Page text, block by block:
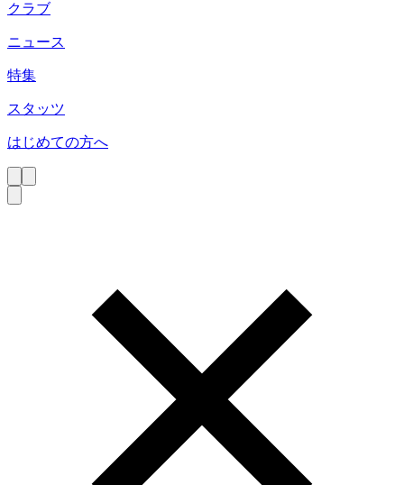
クラブ
ニュース
特集
スタッツ
はじめての方へ